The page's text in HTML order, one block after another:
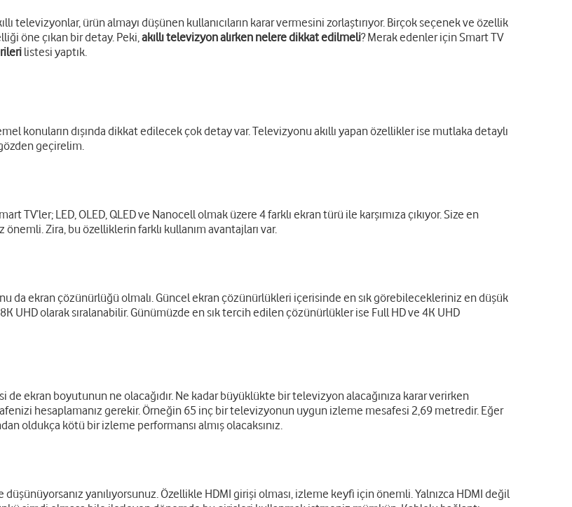
televizyonlar, ürün almayı düşünen kullanıcıların karar vermesini zorlaştırıyor. Birçok seçenek ve özellik
öne çıkan bir detay. Peki,akıllı televizyon alırken nelere dikkat edilmeli? Merak edenler için Smart TV
listesi yaptık.
konuların dışında dikkat edilecek çok detay var. Televizyonu akıllı yapan özellikler ise mutlaka detaylı
geçirelim.
TV’ler; LED, OLED, QLED ve Nanocell olmak üzere 4 farklı ekran türü ile karşımıza çıkıyor. Size en
Zira, bu özelliklerin farklı kullanım avantajları var.
da ekran çözünürlüğü olmalı. Güncel ekran çözünürlükleri içerisinde en sık görebilecekleriniz en düşük
UHD olarak sıralanabilir. Günümüzde en sık tercih edilen çözünürlükler ise Full HD ve 4K UHD
de ekran boyutunun ne olacağıdır. Ne kadar büyüklükte bir televizyon alacağınıza karar verirken
hesaplamanız gerekir. Örneğin 65 inç bir televizyonun uygun izleme mesafesi 2,69 metredir. Eğer
oldukça kötü bir izleme performansı almış olacaksınız.
düşünüyorsanız yanılıyorsunuz. Özellikle HDMI girişi olması, izleme keyfi için önemli. Yalnızca HDMI değil